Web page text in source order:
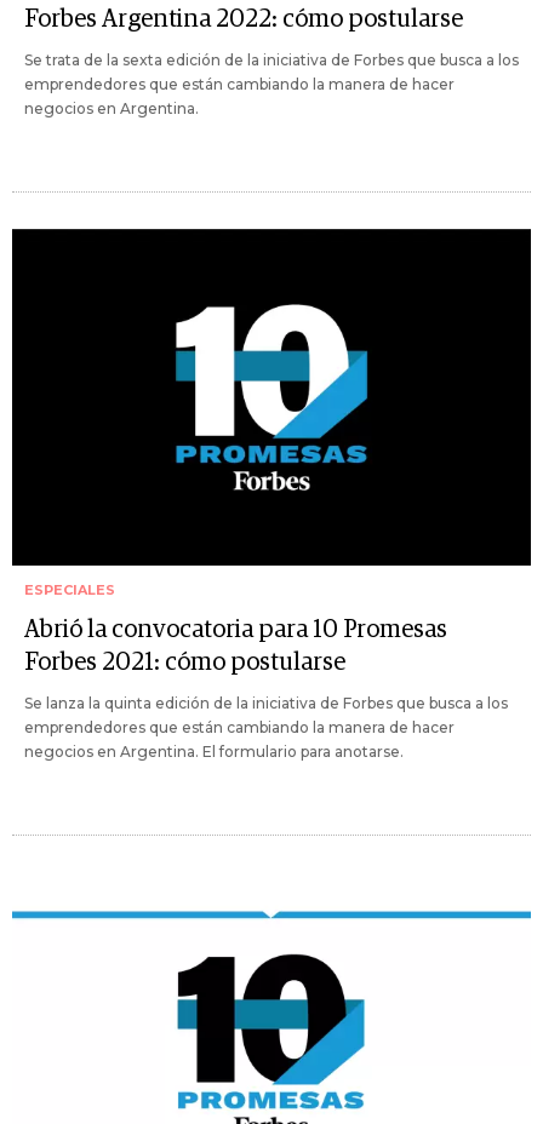
Forbes Argentina 2022: cómo postularse
Se trata de la sexta edición de la iniciativa de Forbes que busca a los
emprendedores que están cambiando la manera de hacer
negocios en Argentina.
ESPECIALES
Abrió la convocatoria para 10 Promesas
Forbes 2021: cómo postularse
Se lanza la quinta edición de la iniciativa de Forbes que busca a los
emprendedores que están cambiando la manera de hacer
negocios en Argentina. El formulario para anotarse.